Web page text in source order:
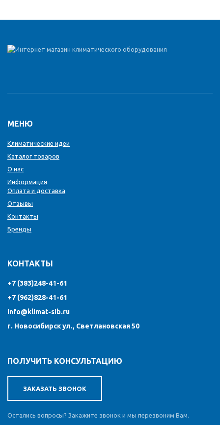
МЕНЮ
Климатические идеи
Каталог товаров
О нас
Информация
Оплата и доставка
Отзывы
Контакты
Бренды
КОНТАКТЫ
+7 (383)248-41-61
+7 (962)828-41-61
info@klimat-sib.ru
г. Новосибирск ул., Светлановская 50
ПОЛУЧИТЬ КОНСУЛЬТАЦИЮ
ЗАКАЗАТЬ ЗВОНОК
Остались вопросы? Закажите звонок и мы перезвоним Вам.